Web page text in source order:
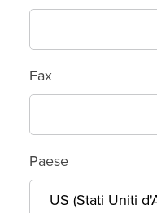
Fax
Paese